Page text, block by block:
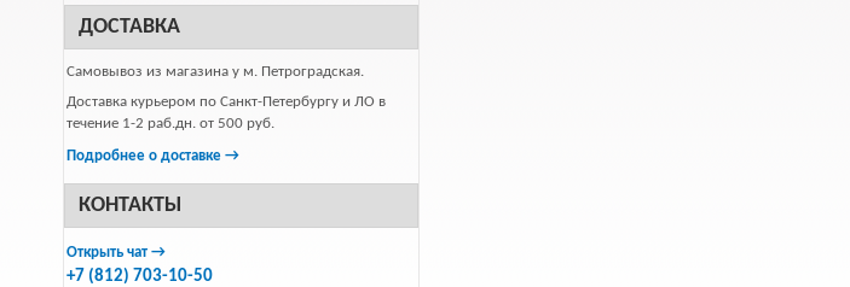
ДОСТАВКА
Самовывоз из магазина у м. Петроградская.
Доставка курьером по Санкт-Петербургу и ЛО в
течение 1-2 раб.дн. от 500 руб.
Подробнее о доставке →
КОНТАКТЫ
Открыть чат →
+7 (812) 703-10-50